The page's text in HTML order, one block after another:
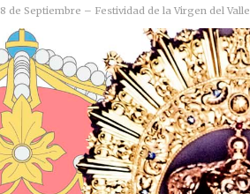
8 de Septiembre – Festividad de la Virgen del Valle